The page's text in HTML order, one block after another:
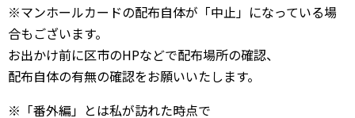
※マンホールカードの配布自体が「中止」になっている場
合もございます。
お出かけ前に区市のHPなどで配布場所の確認、
配布自体の有無の確認をお願いいたします。
※「番外編」とは私が訪れた時点で